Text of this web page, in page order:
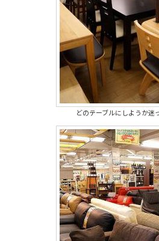
どのテーブルにしようか迷